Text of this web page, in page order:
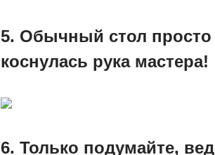
5. Обычный стол просто
коснулась рука мастера!
6. Только подумайте,